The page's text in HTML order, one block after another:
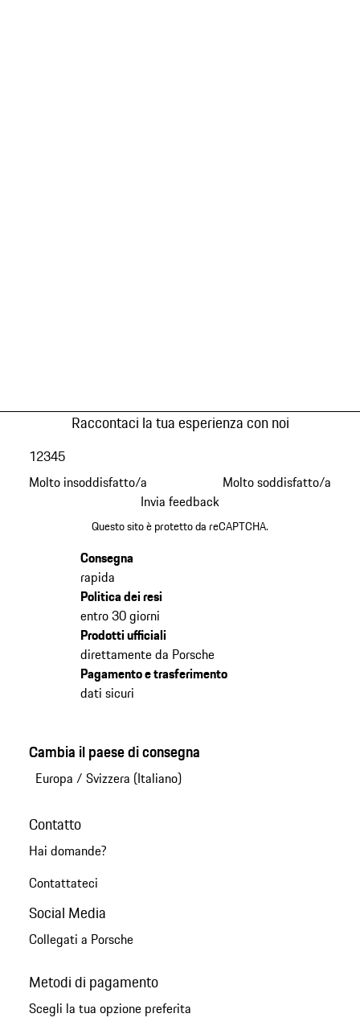
Raccontaci la tua esperienza con noi
Molto insoddisfatto/a
12345
Molto soddisfatto/a
Invia feedback
Questo sito è protetto da reCAPTCHA.
Consegna
rapida
Politica dei resi
entro 30 giorni
Prodotti ufficiali
direttamente da Porsche
Pagamento e trasferimento
dati sicuri
Cambia il paese di consegna
Europa / Svizzera (Italiano)
Contatto
Hai domande?
Contattateci
Social Media
Collegati a Porsche
Metodi di pagamento
Scegli la tua opzione preferita